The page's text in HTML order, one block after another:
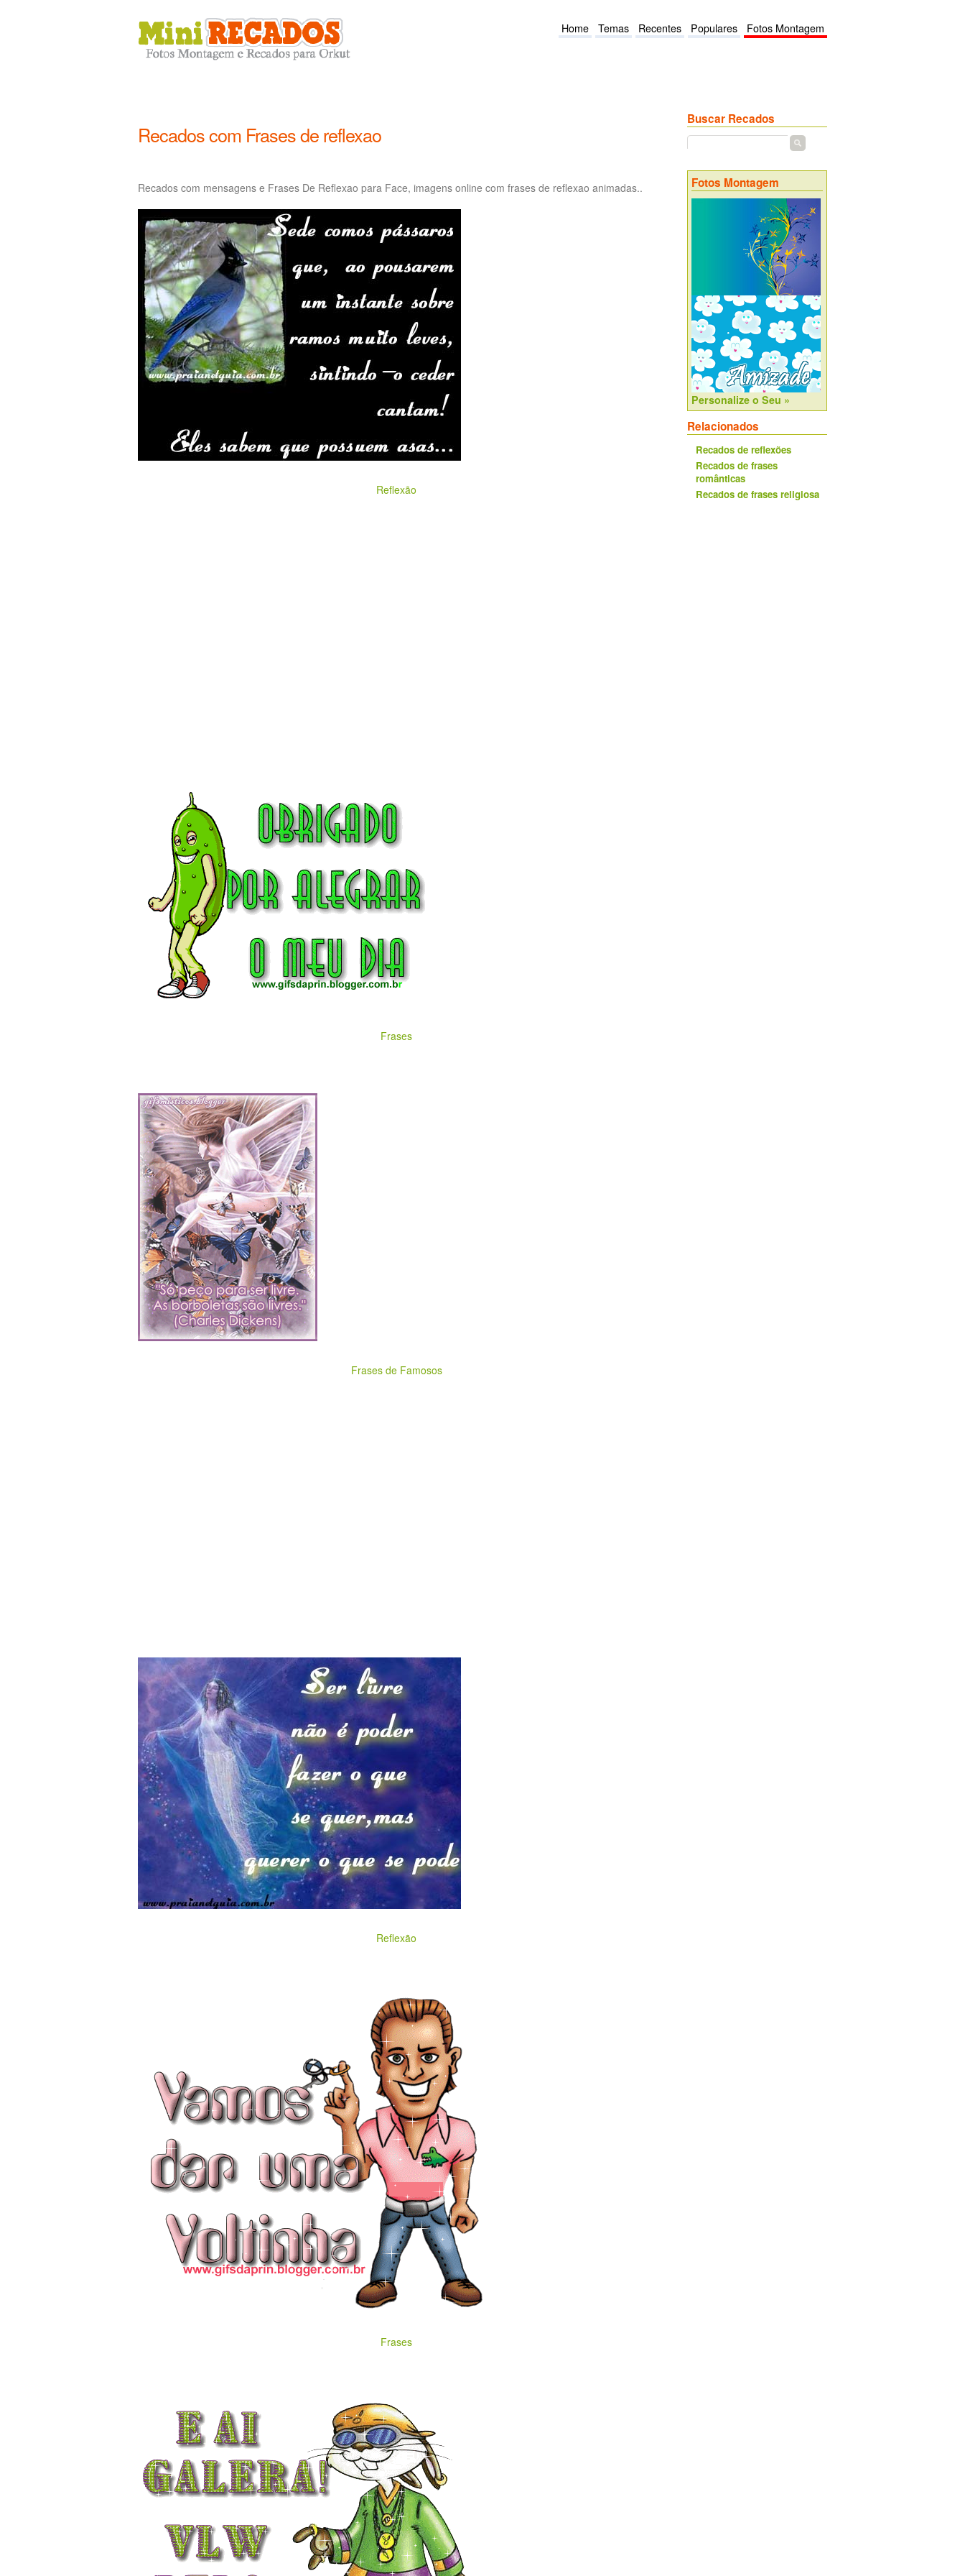
Home Temas Recentes Populares Fotos Montagem
Recados com Frases de reflexao
Recados com mensagens e Frases De Reflexao para Face, imagens online com frases de reflexao animadas..
Reflexão
Frases
Frases de Famosos
Reflexão
Frases
Buscar Recados
Fotos Montagem
Personalize o Seu »
Relacionados
Recados de reflexões
Recados de frases
românticas
Recados de frases religiosa